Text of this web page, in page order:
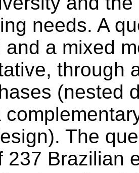
needs. A
and a mixed
through
(nested
The
237 Brazilian